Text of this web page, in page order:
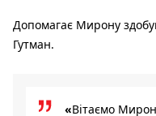
Допомагає Мирону
Гутман.
«Вітаємо